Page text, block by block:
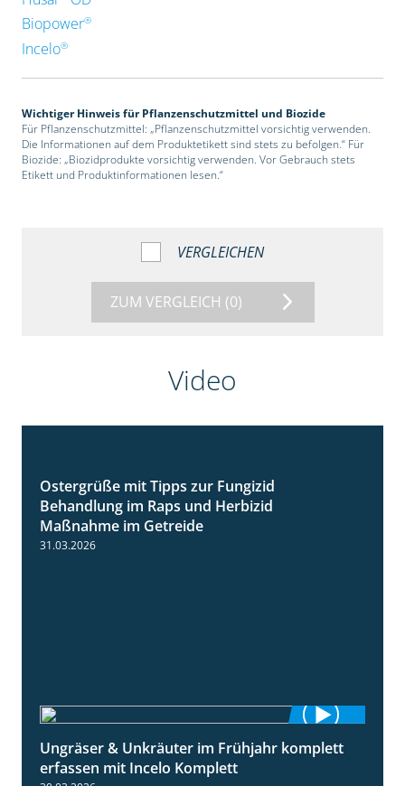
Biopower®
Incelo®
Wichtiger Hinweis für Pflanzenschutzmittel und Biozide
Für Pflanzenschutzmittel: „Pflanzenschutzmittel vorsichtig verwenden.
Die Informationen auf dem Produktetikett sind stets zu befolgen.“ Für
Biozide: „Biozidprodukte vorsichtig verwenden. Vor Gebrauch stets
Etikett und Produktinformationen lesen.“
VERGLEICHEN
ZUM VERGLEICH (0)
Video
Ostergrüße mit Tipps zur Fungizid
Behandlung im Raps und Herbizid
Maßnahme im Getreide
31.03.2026
3:10
Ungräser & Unkräuter im Frühjahr komplett
erfassen mit Incelo Komplett